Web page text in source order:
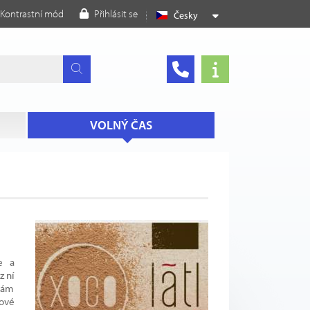
Česky
Kontrastní mód Přihlásit se
VOLNÝ ČAS
a
ní